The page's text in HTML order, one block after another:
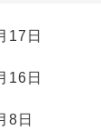
17日
16日
8日